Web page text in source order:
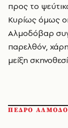
προς το
Κυρίως όμως οι
Αλμοδόβαρ
παρελθόν,
μείξη
ΠΕΔΡΟ